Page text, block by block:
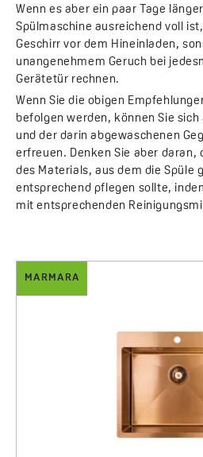
Wenn es aber ein paar Tage
Spülmaschine ausreichend voll
Geschirr vor dem Hineinladen,
unangenehmem Geruch bei
Gerätetür rechnen.
Wenn Sie die obigen
befolgen werden, können Sie sich
und der darin abgewaschenen
erfreuen. Denken Sie aber daran,
des Materials, aus dem die Spüle
entsprechend pflegen sollte,
mit entsprechenden
MARMARA